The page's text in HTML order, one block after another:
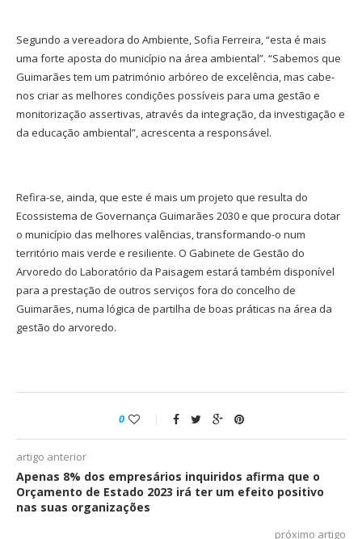
Segundo a vereadora do Ambiente, Sofia Ferreira, “esta é mais
uma forte aposta do município na área ambiental”. “Sabemos que
Guimarães tem um património arbóreo de excelência, mas cabe-
nos criar as melhores condições possíveis para uma gestão e
monitorização assertivas, através da integração, da investigação e
da educação ambiental”, acrescenta a responsável.
Refira-se, ainda, que este é mais um projeto que resulta do
Ecossistema de Governança Guimarães 2030 e que procura dotar
o município das melhores valências, transformando-o num
território mais verde e resiliente. O Gabinete de Gestão do
Arvoredo do Laboratório da Paisagem estará também disponível
para a prestação de outros serviços fora do concelho de
Guimarães, numa lógica de partilha de boas práticas na área da
gestão do arvoredo.
0
artigo anterior
Apenas 8% dos empresários inquiridos afirma que o
Orçamento de Estado 2023 irá ter um efeito positivo
nas suas organizações
próximo artigo